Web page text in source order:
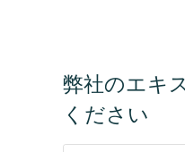
弊社のエキ
ください